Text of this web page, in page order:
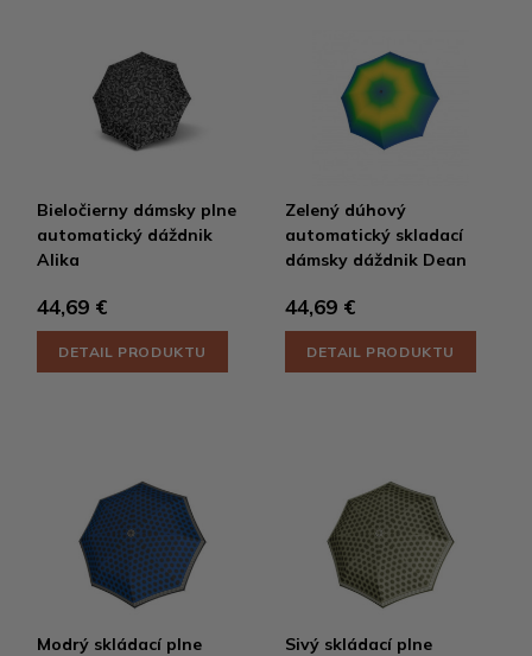
Bieločierny dámsky plne
automatický dáždnik
Alika
44,69 €
DETAIL PRODUKTU
Zelený dúhový
automatický skladací
dámsky dáždnik Dean
44,69 €
DETAIL PRODUKTU
Modrý skládací plne
Sivý skládací plne